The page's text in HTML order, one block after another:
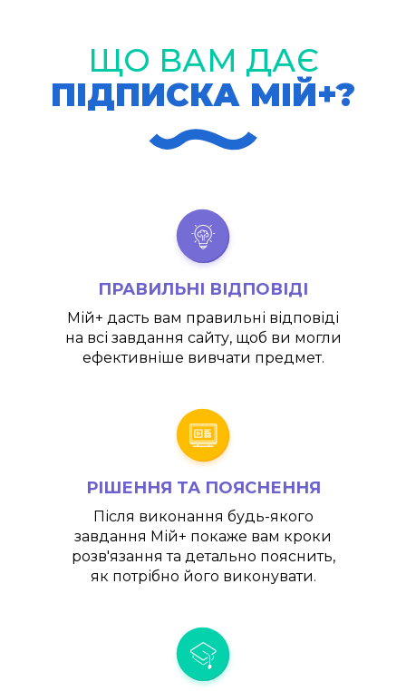
ЩО ВАМ ДАЄ
ПІДПИСКА МІЙ+?
ПРАВИЛЬНІ ВІДПОВІДІ
Мій+ дасть вам правильні відповіді
на всі завдання сайту, щоб ви могли
ефективніше вивчати предмет.
РІШЕННЯ ТА ПОЯСНЕННЯ
Після виконання будь-якого
завдання Мій+ покаже вам кроки
розв'язання та детально пояснить,
як потрібно його виконувати.